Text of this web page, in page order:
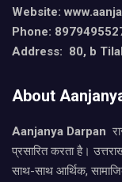
Website:
Phone:
Address: 80, b
About
Aanjanya Darpan
प्रसारित करता है।
साथ-साथ आर्थिक,